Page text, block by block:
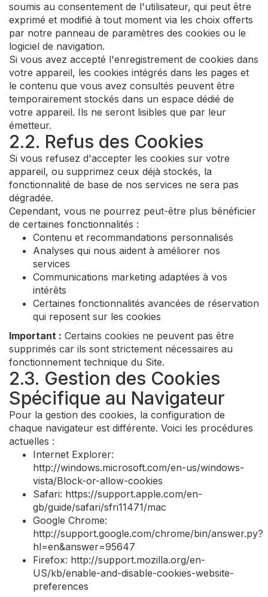
soumis au consentement de l'utilisateur, qui peut être
exprimé et modifié à tout moment via les choix offerts
par notre panneau de paramètres des cookies ou le
logiciel de navigation.
Si vous avez accepté l'enregistrement de cookies dans
votre appareil, les cookies intégrés dans les pages et
le contenu que vous avez consultés peuvent être
temporairement stockés dans un espace dédié de
votre appareil. Ils ne seront lisibles que par leur
émetteur.
2.2. Refus des Cookies
Si vous refusez d'accepter les cookies sur votre
appareil, ou supprimez ceux déjà stockés, la
fonctionnalité de base de nos services ne sera pas
dégradée.
Cependant, vous ne pourrez peut-être plus bénéficier
de certaines fonctionnalités :
Contenu et recommandations personnalisés
Analyses qui nous aident à améliorer nos
services
Communications marketing adaptées à vos
intérêts
Certaines fonctionnalités avancées de réservation
qui reposent sur les cookies
Important : Certains cookies ne peuvent pas être
supprimés car ils sont strictement nécessaires au
fonctionnement technique du Site.
2.3. Gestion des Cookies
Spécifique au Navigateur
Pour la gestion des cookies, la configuration de
chaque navigateur est différente. Voici les procédures
actuelles :
Internet Explorer:
http://windows.microsoft.com/en-us/windows-
vista/Block-or-allow-cookies
Safari: https://support.apple.com/en-
gb/guide/safari/sfri11471/mac
Google Chrome:
http://support.google.com/chrome/bin/answer.py?
hl=en&answer=95647
Firefox: http://support.mozilla.org/en-
US/kb/enable-and-disable-cookies-website-
preferences